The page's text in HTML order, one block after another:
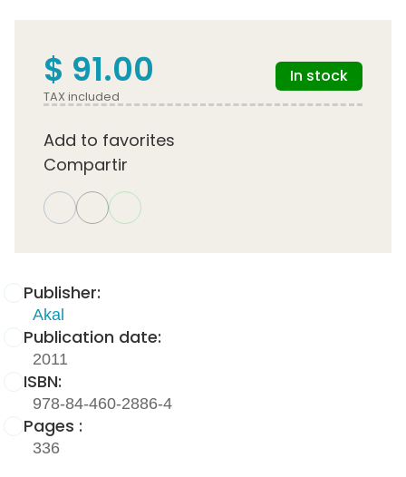
Publisher:
Akal
Publication date:
2011
ISBN:
978-84-460-2886-4
Pages :
336
$ 91.00
TAX included
In stock
Add to favorites
Compartir